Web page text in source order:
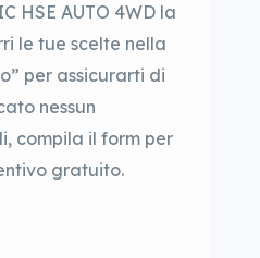
HSE AUTO 4WD la
le tue scelte nella
per assicurarti di
nessun
compila il form per
gratuito.